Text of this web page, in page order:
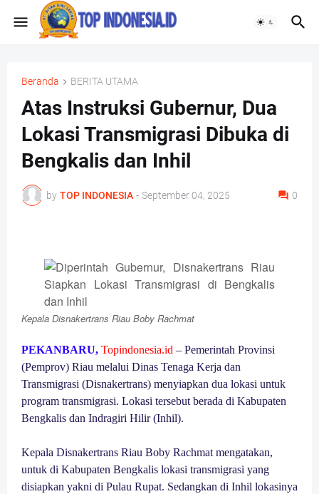
Beranda BERITA UTAMA
Atas Instruksi Gubernur, Dua
Lokasi Transmigrasi Dibuka di
Bengkalis dan Inhil
by TOP INDONESIA - September 04, 2025 0
Kepala Disnakertrans Riau Boby Rachmat
PEKANBARU, Topindonesia.id – Pemerintah Provinsi
(Pemprov) Riau melalui Dinas Tenaga Kerja dan
Transmigrasi (Disnakertrans) menyiapkan dua lokasi untuk
program transmigrasi. Lokasi tersebut berada di Kabupaten
Bengkalis dan Indragiri Hilir (Inhil).
Kepala Disnakertrans Riau Boby Rachmat mengatakan,
untuk di Kabupaten Bengkalis lokasi transmigrasi yang
disiapkan yakni di Pulau Rupat. Sedangkan di Inhil lokasinya